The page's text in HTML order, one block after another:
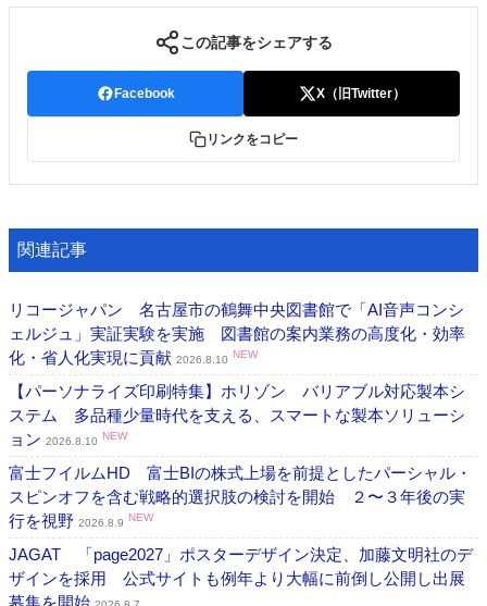
お問い合わせ
この記事をシェアする
Facebook X（旧Twitter）
リンクをコピー
関連記事
リコージャパン 名古屋市の鶴舞中央図書館で「AI音声コンシ
ェルジュ」実証実験を実施 図書館の案内業務の高度化・効率
化・省人化実現に貢献 2026.8.10 NEW
【パーソナライズ印刷特集】ホリゾン バリアブル対応製本シ
ステム 多品種少量時代を支える、スマートな製本ソリューシ
ョン 2026.8.10 NEW
富士フイルムHD 富士BIの株式上場を前提としたパーシャル・
スピンオフを含む戦略的選択肢の検討を開始 ２〜３年後の実
行を視野 2026.8.9 NEW
JAGAT 「page2027」ポスターデザイン決定、加藤文明社のデ
ザインを採用 公式サイトも例年より大幅に前倒し公開し出展
募集を開始